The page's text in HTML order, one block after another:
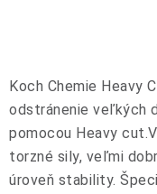
Koch Chemie Heavy
odstránenie veľkých
pomocou Heavy
torzné sily, veľmi
úroveň stability.